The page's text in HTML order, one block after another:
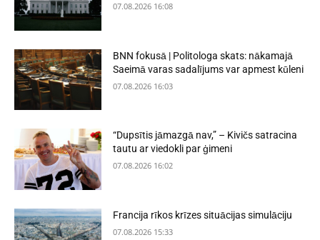
07.08.2026 16:08
BNN fokusā | Politologa skats: nākamajā
Saeimā varas sadalījums var apmest kūleni
07.08.2026 16:03
“Dupsītis jāmazgā nav,” – Kivičs satracina
tautu ar viedokli par ģimeni
07.08.2026 16:02
Francija rīkos krīzes situācijas simulāciju
07.08.2026 15:33